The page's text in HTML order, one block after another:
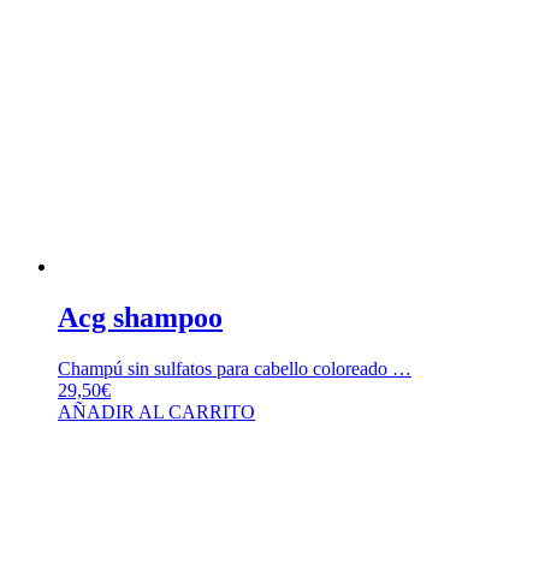
Acg shampoo
Champú sin sulfatos para cabello coloreado …
29,50€
AÑADIR AL CARRITO